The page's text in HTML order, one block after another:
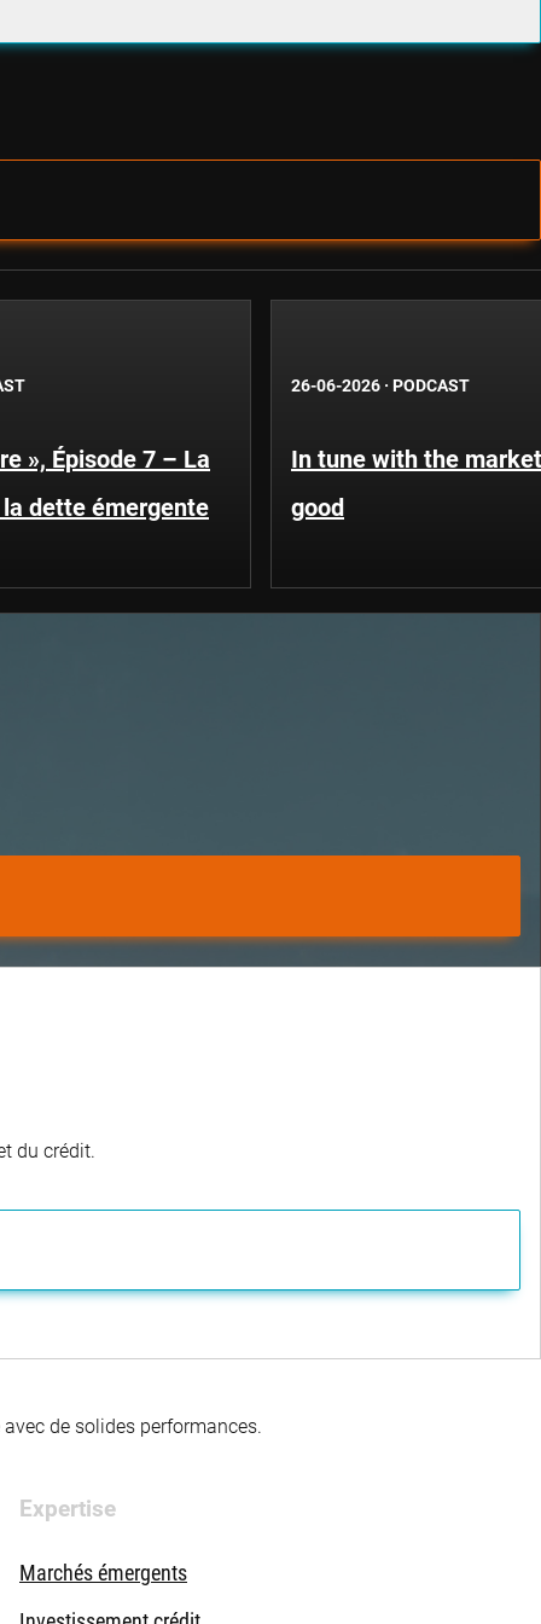
», Épisode 7 – La
dette émergente
26-06-2026 · PODCAST
In tune with the
good
du crédit.
de solides performances.
Expertise
Marchés émergents